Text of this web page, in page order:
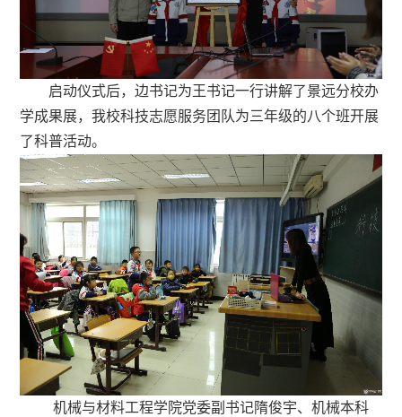
启动仪式后，边书记为王书记一行讲解了景远分校办
学成果展，我校科技志愿服务团队为三年级的八个班开展
了科普活动。
机械与材料工程学院党委副书记隋俊宇、机械本科